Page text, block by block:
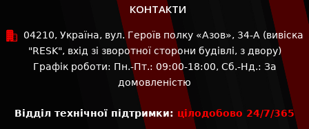
КОНТАКТИ
04210, Україна, вул. Героїв полку «Азов», 34-А (вивіска
"RESK", вхід зі зворотної сторони будівлі, з двору)
Графік роботи: Пн.-Пт.: 09:00-18:00, Сб.-Нд.: За
домовленістю
Відділ технічної підтримки: цілодобово 24/7/365